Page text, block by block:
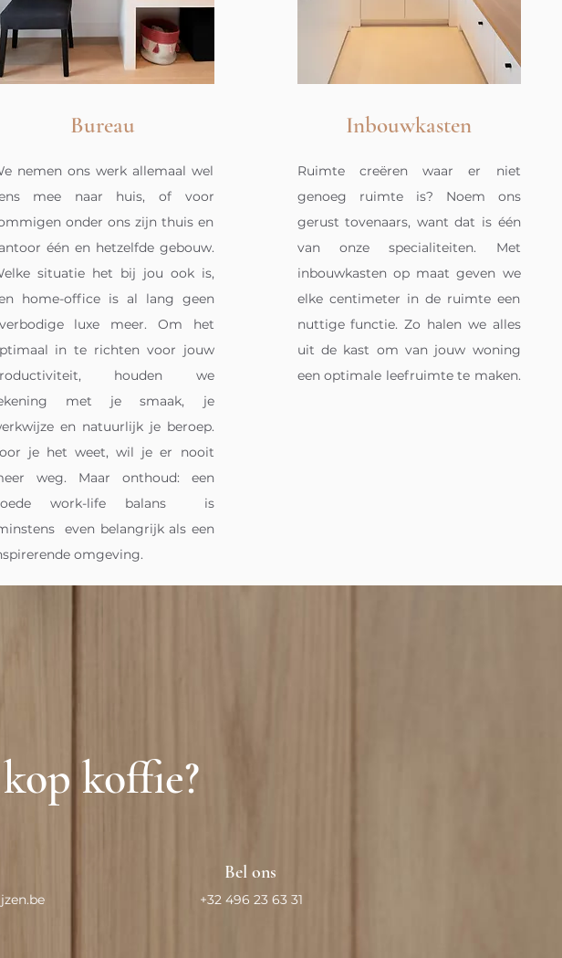
Bureau
nemen ons werk allemaal wel
mee naar huis, of voor
onder ons zijn thuis en
één en hetzelfde gebouw.
situatie het bij jou ook is,
home-office is al lang geen
luxe meer. Om het
in te richten voor jouw
houden we
met je smaak, je
en natuurlijk je beroep.
je het weet, wil je er nooit
weg. Maar onthoud: een
work-life balans is
even belangrijk als een
omgeving.
Inbouwkasten
Ruimte creëren waar er niet
genoeg ruimte is? Noem ons
gerust tovenaars, want dat is één
van onze specialiteiten. Met
inbouwkasten op maat geven we
elke centimeter in de ruimte een
nuttige functie. Zo halen we alles
uit de kast om van jouw woning
een optimale leefruimte te maken.
koffie?
Bel ons
+32 496 23 63 31